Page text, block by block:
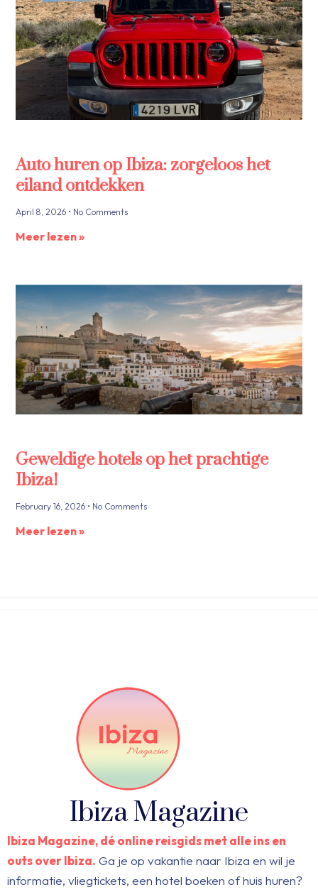
Auto huren op Ibiza: zorgeloos het
eiland ontdekken
April 8, 2026 No Comments
Meer lezen »
Geweldige hotels op het prachtige
Ibiza!
February 16, 2026 No Comments
Meer lezen »
Ibiza Magazine
Ibiza Magazine, dé online reisgids met alle ins en
outs over Ibiza. Ga je op vakantie naar Ibiza en wil je
informatie, vliegtickets, een hotel boeken of huis huren?